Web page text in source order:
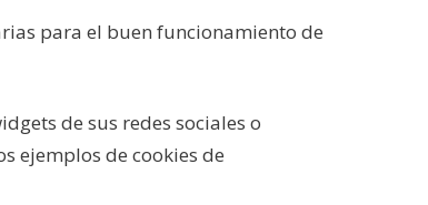
para el buen funcionamiento de
de sus redes sociales o
ejemplos de cookies de